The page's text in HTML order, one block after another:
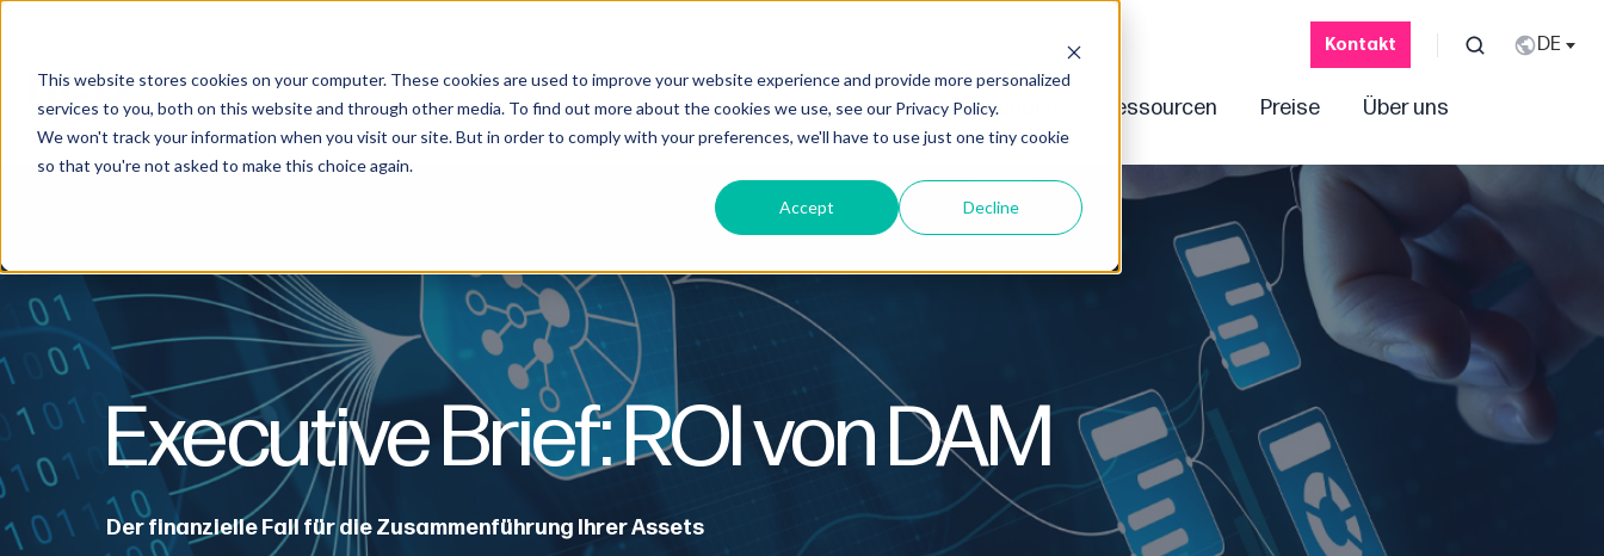
This website stores cookies on your computer. These cookies are used to improve your website experience and provide more personalized
services to you, both on this website and through other media. To find out more about the cookies we use, see our Privacy Policy.
We won't track your information when you visit our site. But in order to comply with your preferences, we'll have to use just one tiny cookie
so that you're not asked to make this choice again.
Accept Decline
DAM+ Produkt Dienstleistungen Branchen Kunden Ressourcen Preise Über uns
Kontakt
Executive Brief: ROI von DAM
Der finanzielle Fall für die Zusammenführung Ihrer Assets